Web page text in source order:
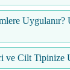
ve Cilt Tipinize